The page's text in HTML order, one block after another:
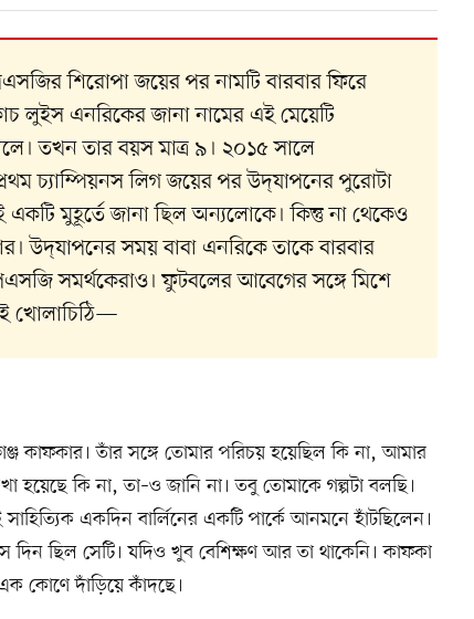
শিরোপা জয়ের পর নামটি বারবার ফিরে
লুইস এনরিকের জানা নামের এই মেয়েটি
তখন তার বয়স মাত্র ৯। ২০১৫ সালে
চ্যাম্পিয়নস লিগ জয়ের পর উদ্‌যাপনের পুরোটা
মুহূর্তে জানা ছিল অন্যলোকে। কিন্তু না থেকেও
উদ্‌যাপনের সময় বাবা এনরিকে তাকে বারবার
সমর্থকেরাও। ফুটবলের আবেগের সঙ্গে মিশে
খোলাচিঠি—
কাফকার। তাঁর সঙ্গে তোমার পরিচয় হয়েছিল কি না, আমার
হয়েছে কি না, তা–ও জানি না। তবু তোমাকে গল্পটা বলছি।
একদিন বার্লিনের একটি পার্কে আনমনে হাঁটছিলেন।
ছিল সেটি। যদিও খুব বেশিক্ষণ আর তা থাকেনি। কাফকা
কোণে দাঁড়িয়ে কাঁদছে।